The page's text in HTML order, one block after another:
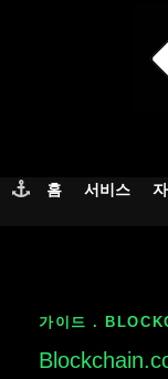
홈 서비스
가이드 .